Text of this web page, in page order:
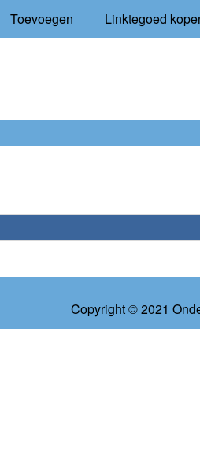
Toevoegen Linktegoed
Copyright © 2021